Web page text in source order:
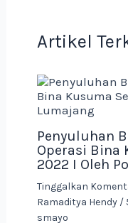
Artikel
Penyuluhan
Operasi Bina
2022 I Oleh
Tinggalkan
Ramaditya Hendy /
smayo